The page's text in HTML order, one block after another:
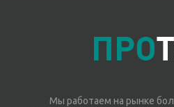
Мы работаем на рынке